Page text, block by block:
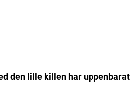
den lille killen har uppenbarat